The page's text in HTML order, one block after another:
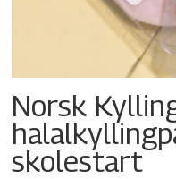
Norsk
skolestart